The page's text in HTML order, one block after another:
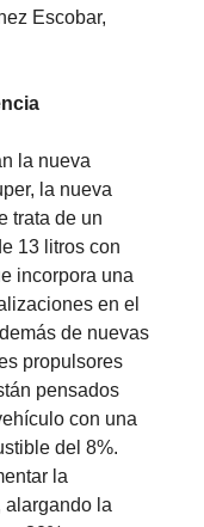
Escobar,
la nueva
la nueva
trata de un
13 litros con
incorpora una
en el
de nuevas
propulsores
pensados
con una
del 8%.
la
alargando la